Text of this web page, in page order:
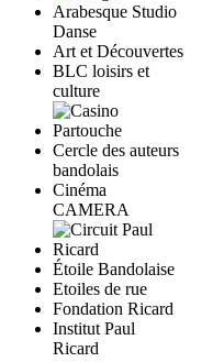
Arabesque Studio
Danse
Art et Découvertes
BLC loisirs et
culture
Cercle des auteurs
bandolais
Cinéma
CAMERA
Étoile Bandolaise
Etoiles de rue
Fondation Ricard
Institut Paul
Ricard